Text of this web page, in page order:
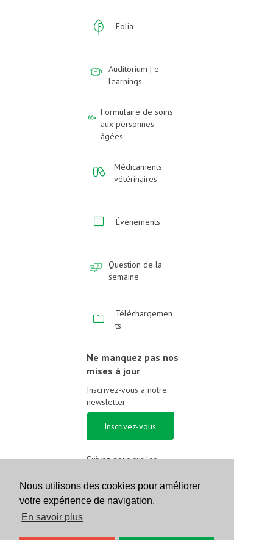
Nous utilisons des cookies pour améliorer
votre expérience de navigation.
En savoir plus
Folia
Auditorium | e-
learnings
Formulaire de soins
aux personnes
âgées
Médicaments
vétérinaires
Événements
Question de la
semaine
Téléchargemen
ts
Ne manquez pas nos
mises à jour
Inscrivez-vous à notre
newsletter
Inscrivez-vous
Suivez-nous sur les